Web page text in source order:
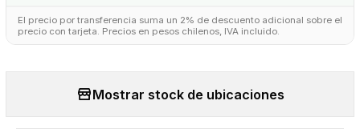
El precio por transferencia suma un 2% de descuento adicional sobre el
precio con tarjeta. Precios en pesos chilenos, IVA incluido.
Mostrar stock de ubicaciones